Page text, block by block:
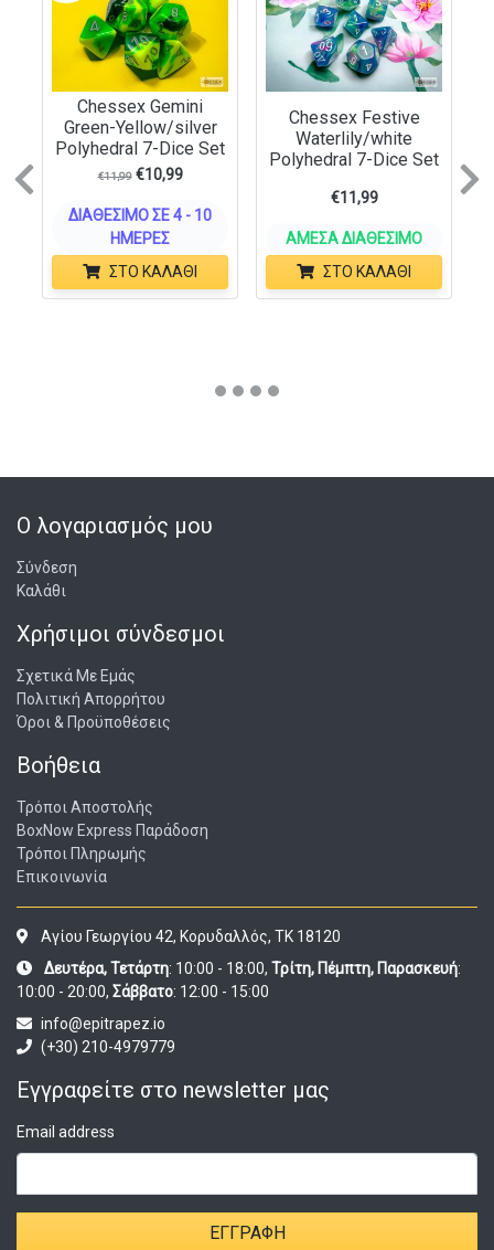
Chessex Gemini
Green-Yellow/silver
Polyhedral 7-Dice Set
€11,99 €10,99
ΔΙΑΘΈΣΙΜΟ ΣΕ 4 - 10
ΗΜΈΡΕΣ
ΣΤΟ ΚΑΛΆΘΙ
Chessex Festive
Waterlily/white
Polyhedral 7-Dice Set
€11,99
ΆΜΕΣΑ ΔΙΑΘΈΣΙΜΟ
ΣΤΟ ΚΑΛΆΘΙ
Previous
Ο λογαριασμός μου
Σύνδεση
Καλάθι
Χρήσιμοι σύνδεσμοι
Σχετικά Με Εμάς
Πολιτική Απορρήτου
Όροι & Προϋποθέσεις
Βοήθεια
Τρόποι Αποστολής
BoxNow Express Παράδοση
Τρόποι Πληρωμής
Επικοινωνία
Αγίου Γεωργίου 42, Κορυδαλλός, ΤΚ 18120
Δευτέρα, Τετάρτη: 10:00 - 18:00, Τρίτη, Πέμπτη, Παρασκευή:
10:00 - 20:00, Σάββατο: 12:00 - 15:00
info@epitrapez.io
(+30) 210-4979779
Εγγραφείτε στο newsletter μας
Email address
ΕΓΓΡΑΦΉ